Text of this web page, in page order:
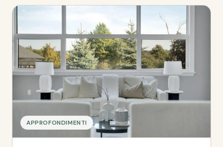
APPROFONDIMENTI